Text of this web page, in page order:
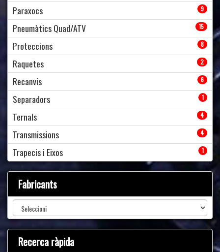
Paraxocs 9
Pneumàtics Quad/ATV 15
Proteccions 8
Raquetes 2
Recanvis 6
Separadors 1
Ternals 4
Transmissions 4
Trapecis i Eixos 1
Fabricants
Recerca ràpida